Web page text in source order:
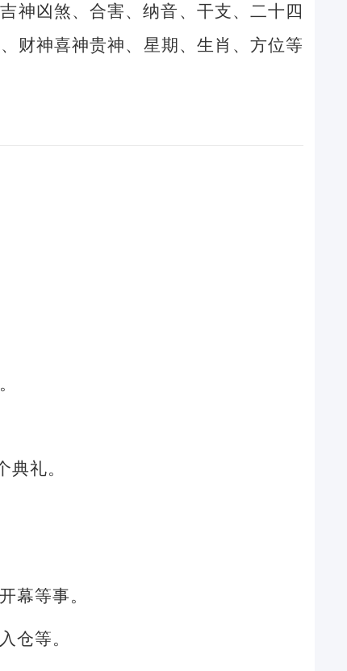
神凶煞、合害、纳音、干支、二十四
财神喜神贵神、星期、生肖、方位等
礼。
幕等事。
仓等。